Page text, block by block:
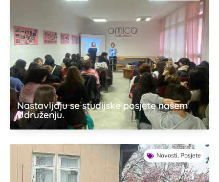
Nastavljaju se studijske posjete našem
Udruženju.
Novosti, Posjete